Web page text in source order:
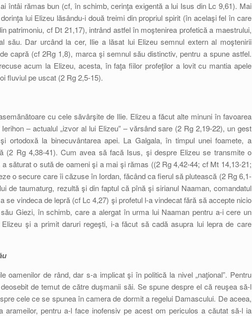
întâi rămas bun (cf, în schimb, cerinţa exigentă a lui Isus din Lc 9,61). Mai
lui Elizeu lăsându-i două treimi din propriul spirit (în acelaşi fel în care
patrimoniu, cf Dt 21,17), intrând astfel în moştenirea profetică a maestrului,
său. Dar urcând la cer, Ilie a lăsat lui Elizeu semnul extern al moştenirii
capră (cf 2Rg 1,8), marca şi semnul său distinctiv, pentru a spune astfel.
acum la Elizeu, acesta, în faţa fiilor profeţilor a lovit cu mantia apele
fluviul pe uscat (2 Rg 2,5-15).
cu cele săvârşite de Ilie. Elizeu a făcut alte minuni în favoarea
– actualul „izvor al lui Elizeu” – vărsând sare (2 Rg 2,19-22), un gest
ortodoxă la binecuvântarea apei. La Galgala, în timpul unei foamete, a
(2 Rg 4,38-41). Cum avea să facă Isus, şi despre Elizeu se transmite o
săturat o sută de oameni şi a mai şi rămas ((2 Rg 4,42-44; cf Mt 14,13-21;
o secure care îi căzuse în Iordan, făcând ca fierul să plutească (2 Rg 6,1-
de taumaturg, rezultă şi din faptul că pînă şi sirianul Naaman, comandatul
se vindeca de lepră (cf Lc 4,27) şi profetul l-a vindecat fără să accepte nicio
Giezi, în schimb, care a alergat în urma lui Naaman pentru a-i cere un
şi a primit daruri regeşti, i-a făcut să cadă asupra lui lepra de care
oamenilor de rând, dar s-a implicat şi în politică la nivel „naţional”. Pentru
de temut de către duşmanii săi. Se spune despre el că reuşea să-l
cele ce se spunea în camera de dormit a regelui Damascului. De aceea,
arameilor, pentru a-l face inofensiv pe acest om periculos a căutat să-l ia